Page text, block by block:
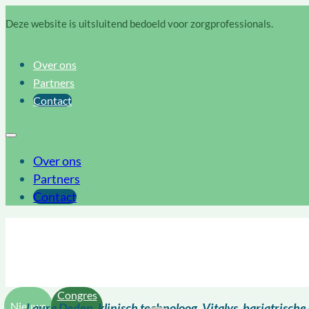
Deze website is uitsluitend bedoeld voor zorgprofessionals.
Over ons
Partners
Contact
Over ons
Partners
Contact
Nieuws
Congres